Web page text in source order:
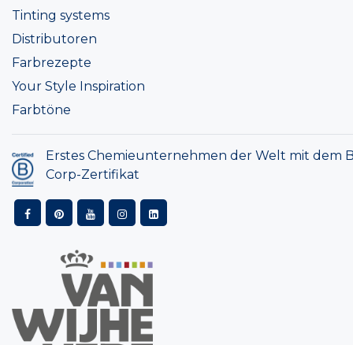
Tinting systems
Distributoren
Farbrezepte
Your Style Inspiration
Farbtöne
Erstes Chemieunternehmen der Welt mit dem
Corp-Zertifikat